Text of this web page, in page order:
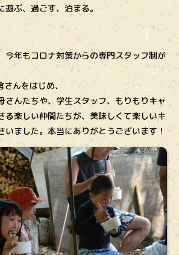
ぶ、過ごす、泊まる。
今年もコロナ対策からの専門スタッフ制が
んをはじめ、
さんたちや、学生スタッフ、もりもりキャ
る楽しい仲間たちが、美味しくて楽しいキ
いました。本当にありがとうございます！